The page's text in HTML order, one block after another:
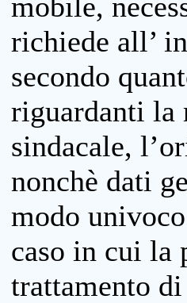
richiede all’
secondo
riguardanti la
sindacale,
nonchè dati
modo
caso in cui la
trattamento